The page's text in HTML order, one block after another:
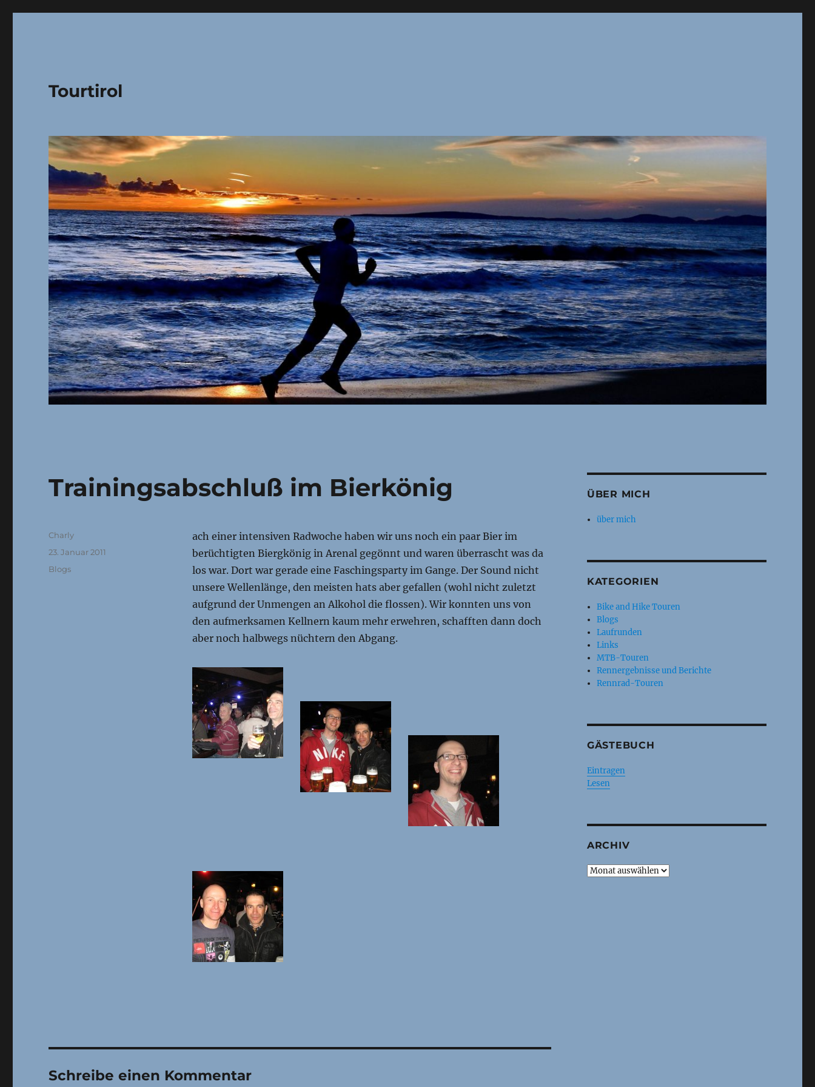
Tourtirol
Trainingsabschluß im Bierkönig
ach einer intensiven Radwoche haben wir uns noch ein paar Bier im
berüchtigten Biergkönig in Arenal gegönnt und waren überrascht was da
los war. Dort war gerade eine Faschingsparty im Gange. Der Sound nicht
unsere Wellenlänge, den meisten hats aber gefallen (wohl nicht zuletzt
aufgrund der Unmengen an Alkohol die flossen). Wir konnten uns von
den aufmerksamen Kellnern kaum mehr erwehren, schafften dann doch
aber noch halbwegs nüchtern den Abgang.
Autor
Charly
Veröffentlicht
am
23. Januar 2011
Kategorien
Blogs
Schreibe einen Kommentar
ÜBER MICH
über mich
KATEGORIEN
Bike and Hike Touren
Blogs
Laufrunden
Links
MTB-Touren
Rennergebnisse und Berichte
Rennrad-Touren
GÄSTEBUCH
Eintragen
Lesen
ARCHIV
Archiv